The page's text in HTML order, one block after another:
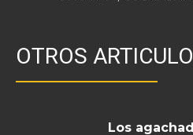
OTROS
Los